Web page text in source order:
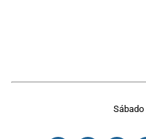
Sábado